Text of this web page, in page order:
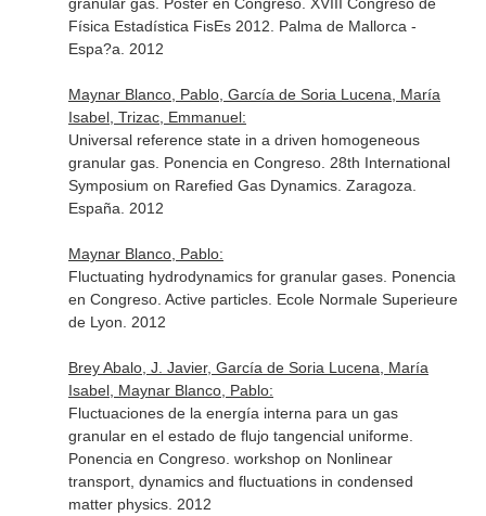
Física Estadística FisEs 2012. Palma de Mallorca -
Espa?a. 2012
Maynar Blanco, Pablo, García de Soria Lucena, María
Isabel, Trizac, Emmanuel:
Universal reference state in a driven homogeneous
granular gas. Ponencia en Congreso. 28th International
Symposium on Rarefied Gas Dynamics. Zaragoza.
España. 2012
Maynar Blanco, Pablo:
Fluctuating hydrodynamics for granular gases. Ponencia
en Congreso. Active particles. Ecole Normale Superieure
de Lyon. 2012
Brey Abalo, J. Javier, García de Soria Lucena, María
Isabel, Maynar Blanco, Pablo:
Fluctuaciones de la energía interna para un gas
granular en el estado de flujo tangencial uniforme.
Ponencia en Congreso. workshop on Nonlinear
transport, dynamics and fluctuations in condensed
matter physics. 2012